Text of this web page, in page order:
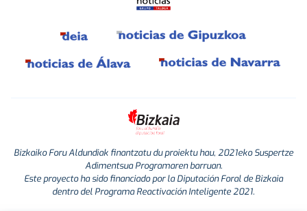
Bizkaiko Foru Aldundiak finantzatu du proiektu hau, 2021eko Suspertze
Adimentsua Programaren barruan.
Este proyecto ha sido financiado por la Diputación Foral de Bizkaia
dentro del Programa Reactivación Inteligente 2021.